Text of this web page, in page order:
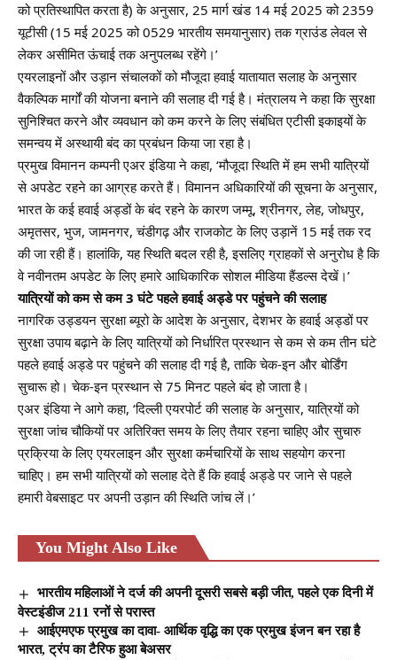
को प्रतिस्थापित करता है) के अनुसार, 25 मार्ग खंड 14 मई 2025 को 2359
यूटीसी (15 मई 2025 को 0529 भारतीय समयानुसार) तक ग्राउंड लेवल से
लेकर असीमित ऊंचाई तक अनुपलब्ध रहेंगे।’
एयरलाइनों और उड़ान संचालकों को मौजूदा हवाई यातायात सलाह के अनुसार
वैकल्पिक मार्गों की योजना बनाने की सलाह दी गई है। मंत्रालय ने कहा कि सुरक्षा
सुनिश्चित करने और व्यवधान को कम करने के लिए संबंधित एटीसी इकाइयों के
समन्वय में अस्थायी बंद का प्रबंधन किया जा रहा है।
प्रमुख विमानन कम्पनी एअर इंडिया ने कहा, ‘मौजूदा स्थिति में हम सभी यात्रियों
से अपडेट रहने का आग्रह करते हैं। विमानन अधिकारियों की सूचना के अनुसार,
भारत के कई हवाई अड्डों के बंद रहने के कारण जम्मू, श्रीनगर, लेह, जोधपुर,
अमृतसर, भुज, जामनगर, चंडीगढ़ और राजकोट के लिए उड़ानें 15 मई तक रद
की जा रही हैं। हालांकि, यह स्थिति बदल रही है, इसलिए ग्राहकों से अनुरोध है कि
वे नवीनतम अपडेट के लिए हमारे आधिकारिक सोशल मीडिया हैंडल्स देखें।’
यात्रियों को कम से कम3 घंटे पहले हवाई अड्डे पर पहुंचने की सलाह
नागरिक उड्डयन सुरक्षा ब्यूरो के आदेश के अनुसार, देशभर के हवाई अड्डों पर
सुरक्षा उपाय बढ़ाने के लिए यात्रियों को निर्धारित प्रस्थान से कम से कम तीन घंटे
पहले हवाई अड्डे पर पहुंचने की सलाह दी गई है, ताकि चेक-इन और बोर्डिंग
सुचारू हो। चेक-इन प्रस्थान से 75 मिनट पहले बंद हो जाता है।
एअर इंडिया ने आगे कहा, ‘दिल्ली एयरपोर्ट की सलाह के अनुसार, यात्रियों को
सुरक्षा जांच चौकियों पर अतिरिक्त समय के लिए तैयार रहना चाहिए और सुचारु
प्रक्रिया के लिए एयरलाइन और सुरक्षा कर्मचारियों के साथ सहयोग करना
चाहिए। हम सभी यात्रियों को सलाह देते हैं कि हवाई अड्डे पर जाने से पहले
हमारी वेबसाइट पर अपनी उड़ान की स्थिति जांच लें।’
You Might Also Like
भारतीय महिलाओं ने दर्ज की अपनी दूसरी सबसे बड़ी जीत, पहले एक दिनी में
वेस्टइंडीज 211 रनों से परास्त
आईएमएफ प्रमुख का दावा- आर्थिक वृद्धि का एक प्रमुख इंजन बन रहा है
भारत, ट्रंप का टैरिफ हुआ बेअसर